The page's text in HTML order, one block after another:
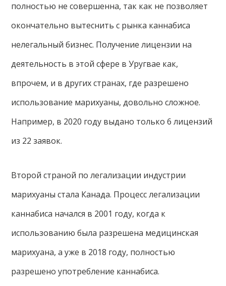
полностью не совершенна, так как не позволяет
окончательно вытеснить с рынка каннабиса
нелегальный бизнес. Получение лицензии на
деятельность в этой сфере в Уругвае как,
впрочем, и в других странах, где разрешено
использование марихуаны, довольно сложное.
Например, в 2020 году выдано только 6 лицензий
из 22 заявок.
Второй страной по легализации индустрии
марихуаны стала Канада. Процесс легализации
каннабиса начался в 2001 году, когда к
использованию была разрешена медицинская
марихуана, а уже в 2018 году, полностью
разрешено употребление каннабиса.